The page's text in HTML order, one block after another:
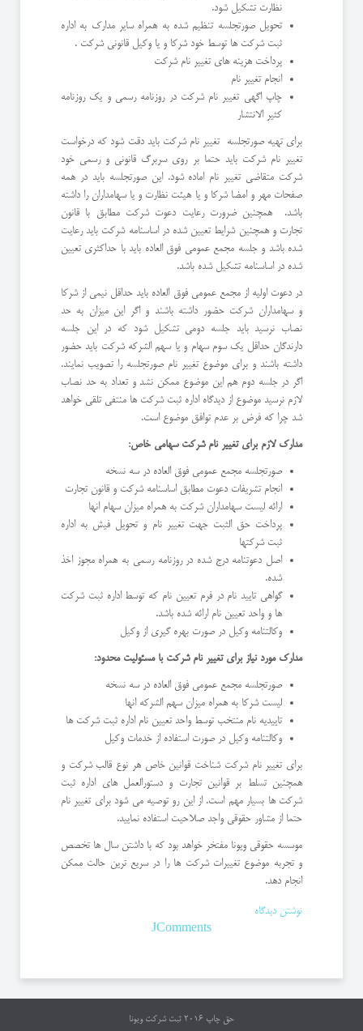
نظارت تشکیل شود.
تحویل صورتجلسه تنظیم شده به همراه سایر مدارک به اداره
ثبت شرکت ها توسط خود شرکا و یا وکیل قانونی شرکت .
پرداخت هزینه های تغییر نام شرکت
انجام تغییر نام
چاپ اگهی تغییر نام شرکت در روزنامه رسمی و یک روزنامه
کثیر الانتشار
برای تهیه صورتجلسه تغییر نام شرکت باید دقت شود که درخواست
تغییر نام شرکت باید حتما بر روی سربرگ قانونی و رسمی خود
شرکت متقاضی تغییر نام اماده شود. این صورتجلسه باید در همه
صفحات مهر و امضا شرکا و یا هیئت نظارت و یا سهامداران را داشته
باشد. همچنین ضرورت رعایت دعوت شرکت مطابق با قانون
تجارت و همچنین شرایط تعیین شده در اساسنامه شرکت باید رعایت
شده باشد و جلسه مجمع عمومی فوق العاده باید با حداکثری تعیین
شده در اساسنامه تشکیل شده باشد.
در دعوت اولیه از مجمع عمومی فوق العاده باید حداقل نیمی از شرکا
و سهامداران شرکت حضور داشته باشند و اگر این میزان به حد
نصاب نرسید باید جلسه دومی تشکیل شود که در این جلسه
دارندگان حداقل یک سوم سهام و یا سهم الشرکه شرکت باید حضور
داشته باشند و برای موضوع تغییر نام صورتجلسه را تصویب نمایند.
اگر در جلسه دوم هم این موضوع ممکن نشد و تعداد به حد نصاب
لازم نرسید موضوع از دیدگاه اداره ثبت شرکت ها منتفی تلقی خواهد
شد چرا که فرض بر عدم توافق موضوع است.
مدارک لازم برای تغییر نام شرکت سهامی خاص:
صورتجلسه مجمع عمومی فوق العاده در سه نسخه
انجام تشریفات دعوت مطابق اساسنامه شرکت و قانون تجارت
ارائه لیست سهامداران شرکت به همراه میزان سهام انها
پرداخت حق الثبت جهت تغییر نام و تحویل فیش به اداره
ثبت شرکتها
اصل دعوتنامه درج شده در روزنامه رسمی به همراه مجوز اخذ
شده.
گواهی تایید نام در فرم تعیین نام که توسط اداره ثبت شرکت
ها و واحد تعیین نام ارائه شده باشد.
وکالتنامه وکیل در صورت بهره گیری از وکیل
مدارک مورد نیاز برای تغییر نام شرکت با مسئولیت محدود:
صورتجلسه مجمع عمومی فوق العاده در سه نسخه
لیست شرکا به همراه میزان سهم الشرکه انها
تاییدیه نام منتخب توسط واحد تعیین نام اداره ثبت شرکت ها
وکالتنامه وکیل در صورت استفاده از خدمات وکیل
برای تغییر نام شرکت شناخت قوانین خاص هر نوع قالب شرکت و
همچنین تسلط بر قوانین تجارت و دستورالعمل های اداره ثبت
شرکت ها بسیار مهم است. از این رو توصیه می شود برای تغییر نام
حتما از مشاور حقوقی واجد صلاحیت استفاده نمایید.
موسسه حقوقی ویونا مفتخر خواهد بود که با داشتن سال ها تخصص
و تجربه موضوع تغییرات شرکت ها را در سریع ترین حالت ممکن
انجام دهد.
نوشتن دیدگاه
JComments
حق چاپ 2016 ثبت شرکت ویونا